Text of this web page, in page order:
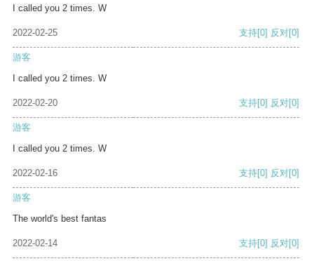
I called you 2 times. W
2022-02-25 支持[0] 反对[0]
游客
I called you 2 times. W
2022-02-20 支持[0] 反对[0]
游客
I called you 2 times. W
2022-02-16 支持[0] 反对[0]
游客
The world's best fantas
2022-02-14 支持[0] 反对[0]